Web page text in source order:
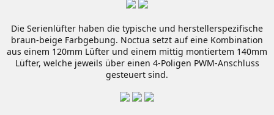
Die Serienlüfter haben die typische und herstellerspezifische
braun-beige Farbgebung. Noctua setzt auf eine Kombination
aus einem 120mm Lüfter und einem mittig montiertem 140mm
Lüfter, welche jeweils über einen 4-Poligen PWM-Anschluss
gesteuert sind.